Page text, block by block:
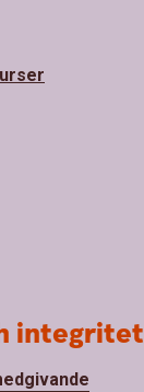
integritet